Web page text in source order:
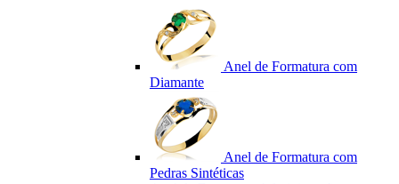
Anel de Formatura com
Diamante
Anel de Formatura com
Pedras Sintéticas